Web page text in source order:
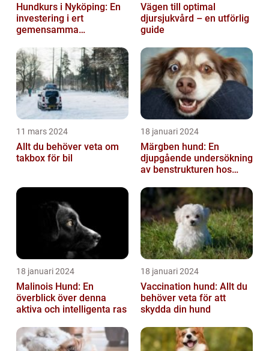
Hundkurs i Nyköping: En
investering i ert
gemensamma
Vägen till optimal
djursjukvård – en utförlig
guide
11 mars 2024
Allt du behöver veta om
takbox för bil
18 januari 2024
Märgben hund: En
djupgående undersökning
av benstrukturen hos
18 januari 2024
Malinois Hund: En
överblick över denna
aktiva och intelligenta ras
18 januari 2024
Vaccination hund: Allt du
behöver veta för att
skydda din hund